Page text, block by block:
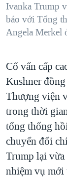
VĂN HOÁ
THỂ THAO
GROUND
CHI PHÍ
THƯỢNG
TRỊNH VĨNH
NGƯ DÂN
BÊN KIA
QUAN HỆ
Ngôn ngữ
Ivanka Trump
báo với Tổng
Angela Merkel
Cố vấn cấp
Kushner
Thượng viện
trong thời
tổng thống
chuyển đổi
Trump lại
nhiệm vụ mới